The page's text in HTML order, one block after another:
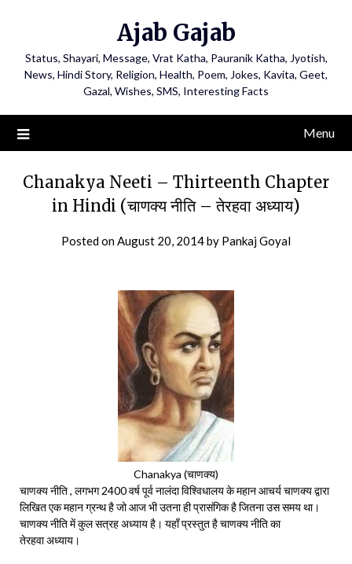
Ajab Gajab
Status, Shayari, Message, Vrat Katha, Pauranik Katha, Jyotish,
News, Hindi Story, Religion, Health, Poem, Jokes, Kavita, Geet,
Gazal, Wishes, SMS, Interesting Facts
Menu
Chanakya Neeti – Thirteenth Chapter
in Hindi (चाणक्य नीति – तेरहवा अध्याय)
Posted onAugust 20, 2014by Pankaj Goyal
Chanakya (चाणक्य)
चाणक्य नीति , लगभग 2400 वर्ष पूर्व नालंदा विश्विधालय के महान आचर्य चाणक्य द्वारा
लिखित एक महान ग्रन्थ है जो आज भी उतना ही प्रासंगिक है जितना उस समय था।
चाणक्य नीति में कुल सत्रह अध्याय है। यहाँ प्रस्तुत है चाणक्य नीति का
तेरहवा अध्याय।